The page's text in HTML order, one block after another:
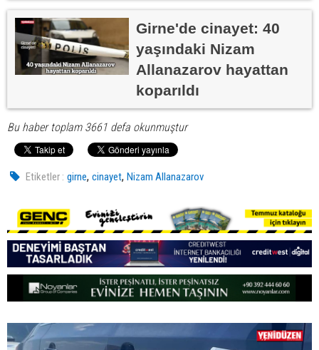
Girne'de cinayet: 40
yaşındaki Nizam
Allanazarov hayattan
koparıldı
Bu haber toplam 3661 defa okunmuştur
Etiketler : girne,cinayet,Nizam Allanazarov